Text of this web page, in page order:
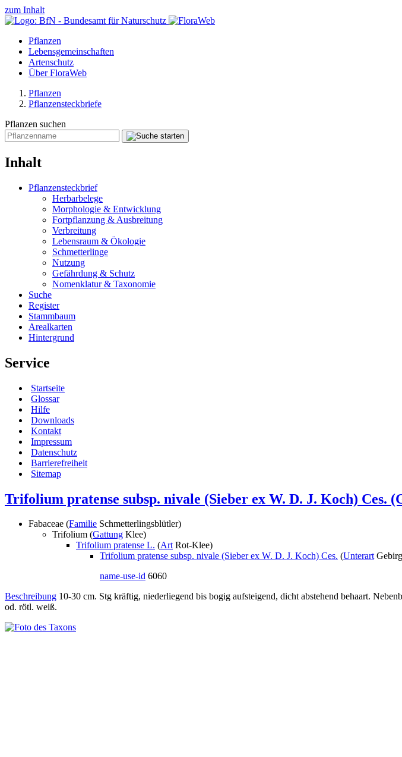
zum Inhalt
Pflanzen
Lebensgemeinschaften
Artenschutz
Über FloraWeb
Pflanzen
Pflanzensteckbriefe
Pflanzen suchen
Inhalt
Pflanzensteckbrief
Herbarbelege
Morphologie & Entwicklung
Fortpflanzung & Ausbreitung
Verbreitung
Lebensraum & Ökologie
Schmetterlinge
Nutzung
Gefährdung & Schutz
Nomenklatur & Taxonomie
Suche
Register
Stammbaum
Arealkarten
Hintergrund
Service
Startseite
Glossar
Hilfe
Downloads
Kontakt
Impressum
Datenschutz
Barrierefreiheit
Sitemap
Trifolium pratense subsp. nivale (Sieber ex W. D. J. Koch) Ces.
Fabaceae (Familie Schmetterlingsblütler)
Trifolium (Gattung Klee)
Trifolium pratense L. (ArtRot-Klee)
Trifolium pratense subsp. nivale (Sieber ex W. D. J. Koch) Ces. (Unterart
name-use-id 6060
Beschreibung 10-30 cm. Stg kräftig, niederliegend bis bogig aufsteigend, dicht abstehend behaart.
od. rötl. weiß.